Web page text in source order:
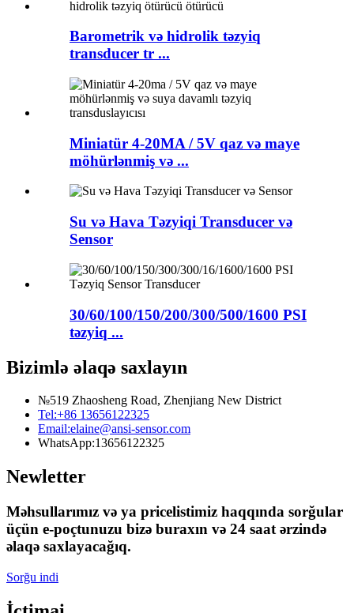
Barometrik və hidrolik təzyiq
transducer tr ...
Miniatür 4-20MA / 5V qaz və maye
möhürlənmiş və ...
Su və Hava Təzyiqi Transducer və
Sensor
30/60/100/150/200/300/500/1600 PSI
təzyiq ...
Bizimlə əlaqə saxlayın
№519 Zhaosheng Road, Zhenjiang New District
Tel:+86 13656122325
Email:elaine@ansi-sensor.com
WhatsApp:13656122325
Newletter
Məhsullarımız və ya pricelistimiz haqqında sorğular
üçün e-poçtunuzu bizə buraxın və 24 saat ərzində
əlaqə saxlayacağıq.
Sorğu indi